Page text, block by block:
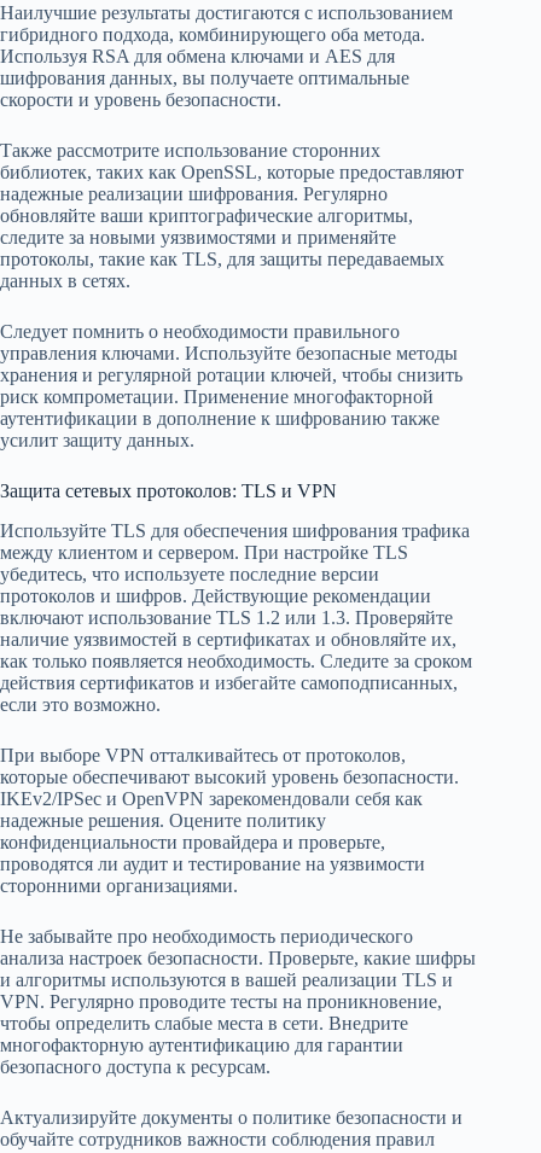
Наилучшие результаты достигаются с использованием
гибридного подхода, комбинирующего оба метода.
Используя RSA для обмена ключами и AES для
шифрования данных, вы получаете оптимальные
скорости и уровень безопасности.
Также рассмотрите использование сторонних
библиотек, таких как OpenSSL, которые предоставляют
надежные реализации шифрования. Регулярно
обновляйте ваши криптографические алгоритмы,
следите за новыми уязвимостями и применяйте
протоколы, такие как TLS, для защиты передаваемых
данных в сетях.
Следует помнить о необходимости правильного
управления ключами. Используйте безопасные методы
хранения и регулярной ротации ключей, чтобы снизить
риск компрометации. Применение многофакторной
аутентификации в дополнение к шифрованию также
усилит защиту данных.
Защита сетевых протоколов: TLS и VPN
Используйте TLS для обеспечения шифрования трафика
между клиентом и сервером. При настройке TLS
убедитесь, что используете последние версии
протоколов и шифров. Действующие рекомендации
включают использование TLS 1.2 или 1.3. Проверяйте
наличие уязвимостей в сертификатах и обновляйте их,
как только появляется необходимость. Следите за сроком
действия сертификатов и избегайте самоподписанных,
если это возможно.
При выборе VPN отталкивайтесь от протоколов,
которые обеспечивают высокий уровень безопасности.
IKEv2/IPSec и OpenVPN зарекомендовали себя как
надежные решения. Оцените политику
конфиденциальности провайдера и проверьте,
проводятся ли аудит и тестирование на уязвимости
сторонними организациями.
Не забывайте про необходимость периодического
анализа настроек безопасности. Проверьте, какие шифры
и алгоритмы используются в вашей реализации TLS и
VPN. Регулярно проводите тесты на проникновение,
чтобы определить слабые места в сети. Внедрите
многофакторную аутентификацию для гарантии
безопасного доступа к ресурсам.
Актуализируйте документы о политике безопасности и
обучайте сотрудников важности соблюдения правил